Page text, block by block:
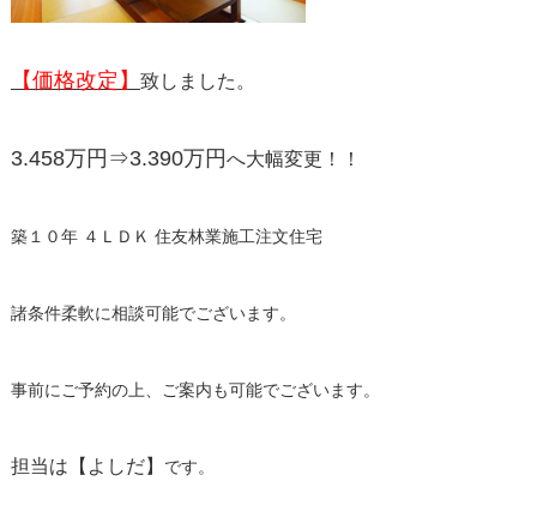
【価格改定】 致しました。
3.458万円⇒3.390万円へ大幅変更！！
築１０年 ４ＬＤＫ 住友林業施工注文住宅
諸条件柔軟に相談可能でございます。
事前にご予約の上、ご案内も可能でございます。
担当は【よしだ】 です。